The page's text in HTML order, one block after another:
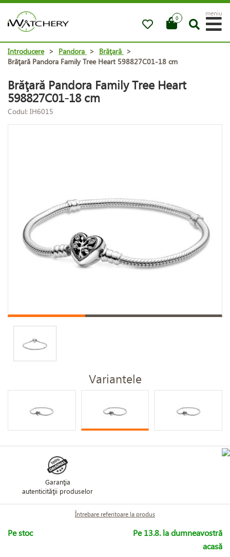
0
meniu
Introducere > Pandora > Brăţară >
Brăţară Pandora Family Tree Heart 598827C01-18 cm
Brăţară Pandora Family Tree Heart
598827C01-18 cm
Codul: IH6015
Variantele
Garanţia
autenticităţii produselor
Întrebare referitoare la produs
Pe stoc
Pe 13.8. la dumneavostră
acasă